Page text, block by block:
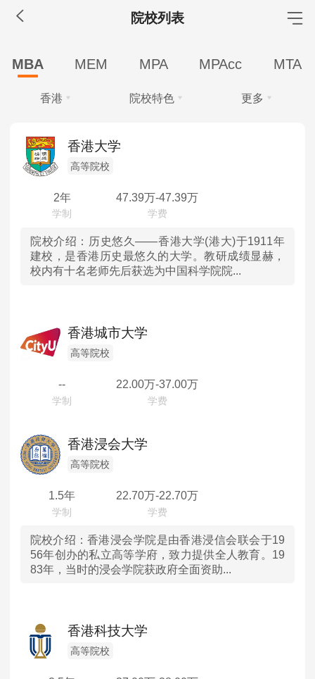
院校列表
院校库
考试真题
招生简章
MEM工程管理
院校库 考试报名
考试真题
报考经验 招生简章
院校库 考试报名 招生政策 学制学费
报名流程
院校库 考试报名
MTA旅游管理
院校库 考试报名 招生政策
考试真题
报考经验
MBA MEM MPA MPAcc MTA
香港
北京
河北
山西
吉林
江苏
安徽
福建
山东
院校特色
高等院校
更多
全部
全部 1.5年 2年 2.5年
学习方式
香港大学
高等院校
2年 47.39万-47.39万
院校介绍： 历史悠久——香港大学(港大)于1911年
建校，是香港历史最悠久的大学。教研成绩显赫，
校内有十名老师先后获选为中国科学院院...
香港城市大学
高等院校
-- 22.00万-37.00万
香港浸会大学
高等院校
1.5年 22.70万-22.70万
院校介绍： 香港浸会学院是由香港浸信会联会于19
56年创办的私立高等学府，致力提供全人教育。19
83年，当时的浸会学院获政府全面资助...
香港科技大学
高等院校